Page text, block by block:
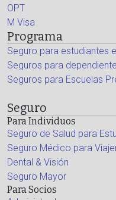
OPT
M Visa
Programa
Seguro para estudiantes
Seguros para
Seguros para Escuelas
Seguro
Para Individuos
Seguro de Salud para
Seguro Médico para
Dental & Visión
Seguro Mayor
Para Socios